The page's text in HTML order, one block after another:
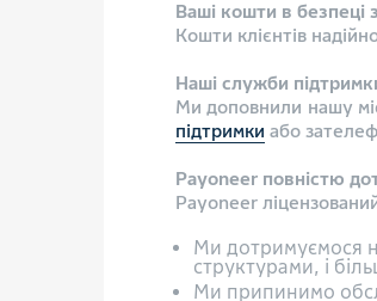
Ваші кошти в безпеці
Кошти клієнтів
Наші служби
Ми доповнили нашу
підтримки або
Payoneer повністю
Payoneer
Ми дотримуємося
структурами, і
Ми припинимо